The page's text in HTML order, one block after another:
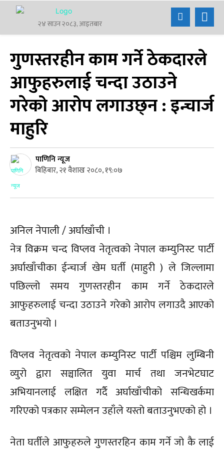
२४ साउन २०८३, आइतबार
गुणस्तरहीन काम गर्ने ठेकदारले
आफुहरुलाई चन्दा उठाउने
गरेको आरोप लगाउछ्न : इन्चार्ज
माहुरि
पाणिनि न्यूज
बिहिबार, २१ वैशाख २०८०, १९:०७
अनिल नेपाली / अर्घाखाँची ।
नेत्र विक्रम चन्द विप्लव नेतृत्वको नेपाल कम्युनिस्ट पार्टी
अर्घाखाँचीका ईन्चार्ज खेम घर्ती (माहुरी ) ले जिल्लामा
पछिल्लो समय गुणस्तरहीन काम गर्ने ठेकदारले
आफुहरुलाई चन्दा उठाउने गरेको आरोप लगाउदै आएको
बताउनुभयो ।
विप्लव नेतृत्वको नेपाल कम्युनिस्ट पार्टी पश्चिम लुम्बिनी
व्युरो द्वारा सञ्चालित युवा मार्च तथा जनभेटघाट
अभियानलाई लक्षित गर्दै अर्घाखाँचीको सन्धिखर्कमा
गरिएको पत्रकार सम्मेलन उहाँले यस्तो बताउनुभएको हो ।
नेता घर्तीले आफुहरुले गुणस्तरहिन काम गर्ने जो कै लाई